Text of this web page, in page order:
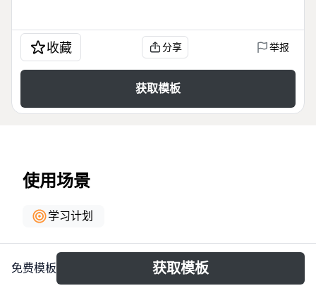
收藏 分享 举报
获取模板
使用场景
学习计划
关于
免费模板 获取模板